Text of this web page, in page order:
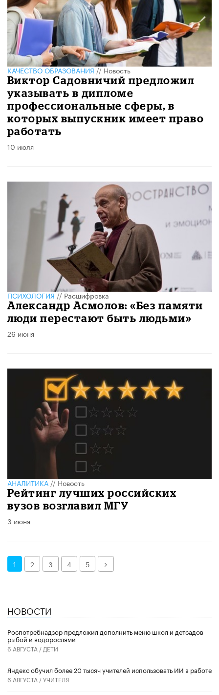
КАЧЕСТВО ОБРАЗОВАНИЯ//Новость
Виктор Садовничий предложил
указывать в дипломе
профессиональные сферы, в
которых выпускник имеет право
работать
10 июля
ПСИХОЛОГИЯ//Расшифровка
Александр Асмолов: «Без памяти
люди перестают быть людьми»
26 июня
АНАЛИТИКА//Новость
Рейтинг лучших российских
вузов возглавил МГУ
3 июня
1 2 3 4 5 Далее
НОВОСТИ
Роспотребнадзор предложил дополнить меню школ и детсадов
рыбой и водорослями
6 АВГУСТА / ДЕТИ
​Яндекс обучил более 20 тысяч учителей использовать ИИ в работе
6 АВГУСТА /УЧИТЕЛЯ